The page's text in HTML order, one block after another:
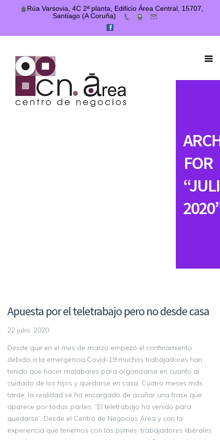
Rúa Varsovia, 4C 2ª planta, Edificio Área Central, 15707,
Santiago (A Coruña)
FOR
Apuesta por el teletrabajo pero no desde casa
22 julio, 2020
Desde que en el mes de marzo empezó el confinamiento
debido a la emergencia Covid-19 muchos trabajadores han
tenido que hacer malabares para organizarse en cuanto al
cuidado de los hijos y quedarse en casa. Cuatro meses más
tarde, la realidad se ha encargado de acuñar una frase que
aparece por todas partes: “El teletrabajo ha venido para
quedarse”. Desde el Centro de Negocios Área y con la
experiencia que tenemos con las pymes, trabajadores liberales